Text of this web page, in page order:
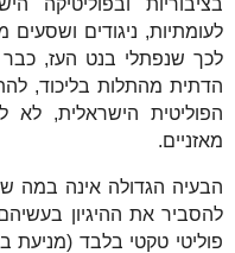
לעומתיות, ניגודים
לכך שנפתלי בנט העז, כבר
הדתית מהתלות בליכוד,
הפוליטית הישראלית, לא
מאזניים.
הבעיה הגדולה אינה במה
להסביר את ההיגיון
פוליטי טקטי בלבד (מניעת